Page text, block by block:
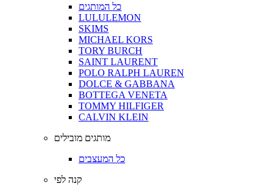
כל המותגים
LULULEMON
SKIMS
MICHAEL KORS
TORY BURCH
SAINT LAURENT
POLO RALPH LAUREN
DOLCE & GABBANA
BOTTEGA VENETA
TOMMY HILFIGER
CALVIN KLEIN
מותגים מובילים
כל המעצבים
קנה לפי